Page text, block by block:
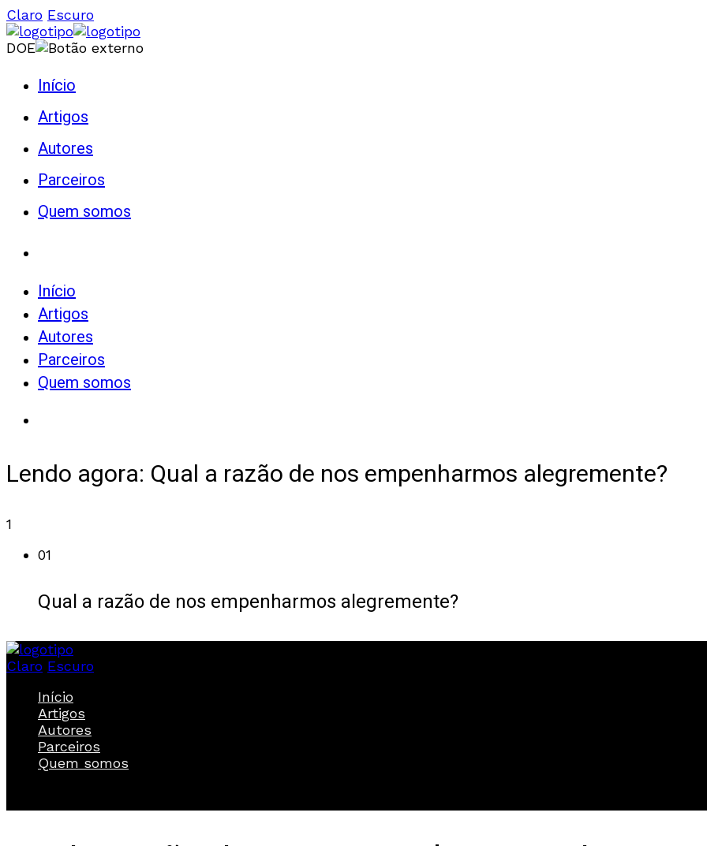
Claro Escuro
DOE
Início
Artigos
Autores
Parceiros
Quem somos
Início
Artigos
Autores
Parceiros
Quem somos
Lendo agora: Qual a razão de nos empenharmos alegremente?
1
01
Qual a razão de nos empenharmos alegremente?
Claro Escuro
Início
Artigos
Autores
Parceiros
Quem somos